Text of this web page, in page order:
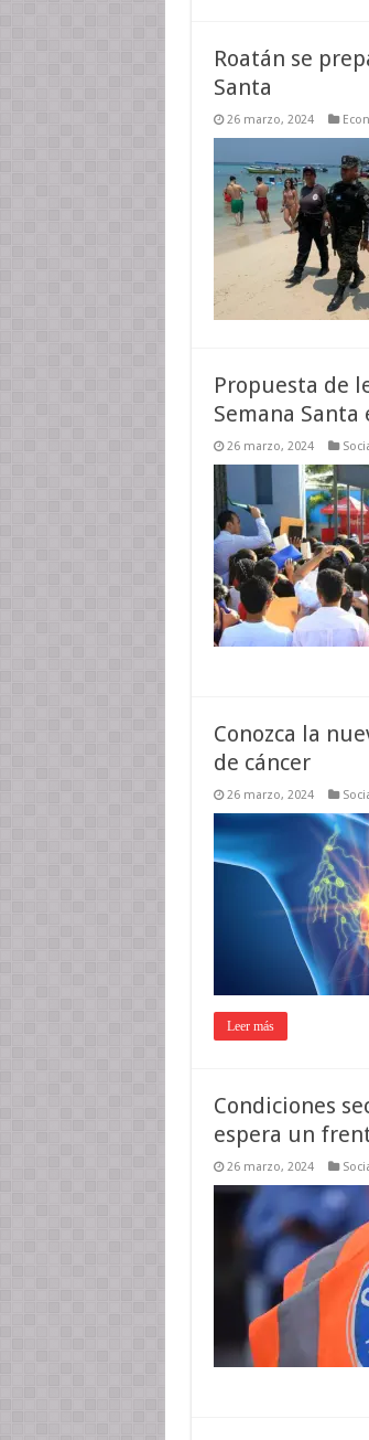
Roatán se
Santa
26 marzo, 2024
Propuesta de
Semana Santa
26 marzo, 2024
Conozca la
de cáncer
26 marzo, 2024
Leer más
Condiciones
espera un
26 marzo, 2024